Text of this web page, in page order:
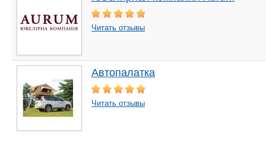
Читать отзывы
Автопалатка
Читать отзывы